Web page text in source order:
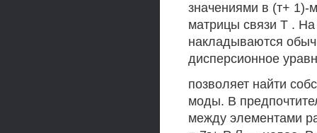
значениями в (т+ 1)-
матрицы связи Т .
накладываются
дисперсионное
позволяет найти
моды. В
между элементами